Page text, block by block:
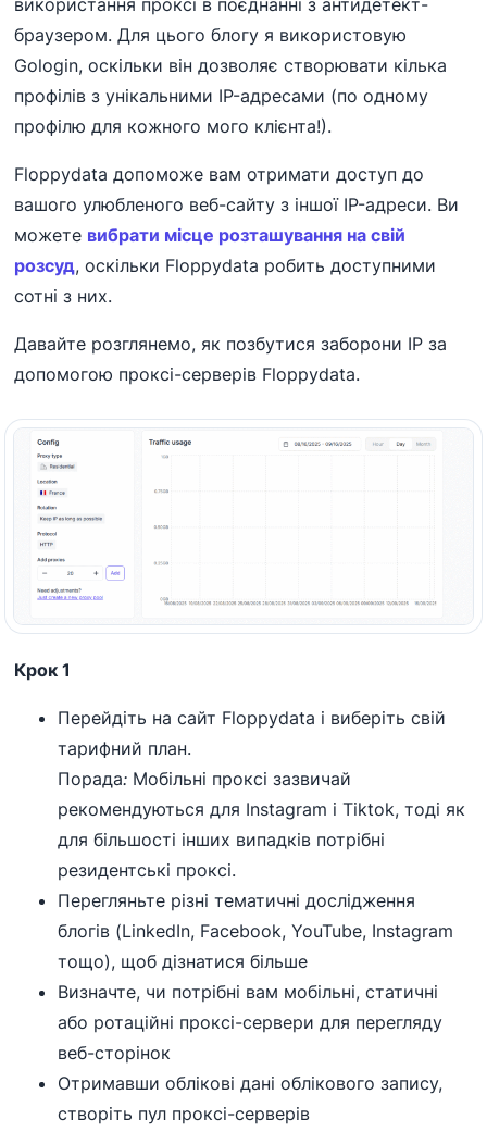
браузером. Для цього блогу я використовую
Gologin, оскільки він дозволяє створювати кілька
профілів з унікальними IP-адресами (по одному
профілю для кожного мого клієнта!).
Floppydata допоможе вам отримати доступ до
вашого улюбленого веб-сайту з іншої IP-адреси. Ви
можете вибрати місце розташування на свій
розсуд, оскільки Floppydata робить доступними
сотні з них.
Давайте розглянемо, як позбутися заборони IP за
допомогою проксі-серверів Floppydata.
Крок 1
Перейдіть на сайт Floppydata і виберіть свій
тарифний план.
Порада: Мобільні проксі зазвичай
рекомендуються для Instagram і Tiktok, тоді як
для більшості інших випадків потрібні
резидентські проксі.
Перегляньте різні тематичні дослідження
блогів (LinkedIn, Facebook, YouTube, Instagram
тощо), щоб дізнатися більше
Визначте, чи потрібні вам мобільні, статичні
або ротаційні проксі-сервери для перегляду
веб-сторінок
Отримавши облікові дані облікового запису,
створіть пул проксі-серверів